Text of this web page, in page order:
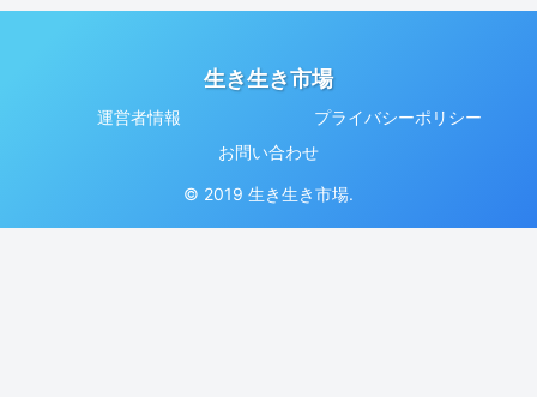
生き生き市場
運営者情報
プライバシーポリシー
お問い合わせ
© 2019 生き生き市場.